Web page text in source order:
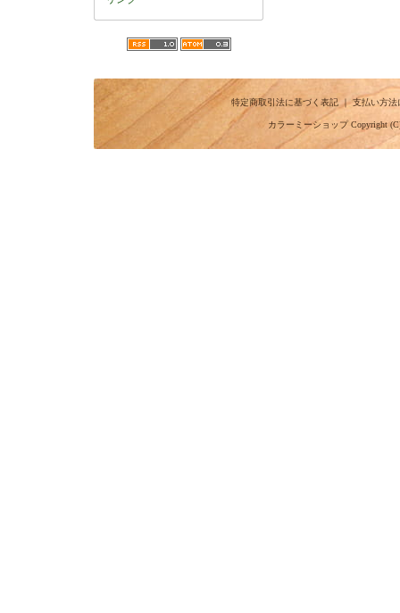
特定商取引法に基づく表記｜支払い方法
カラーミーショップCopyright